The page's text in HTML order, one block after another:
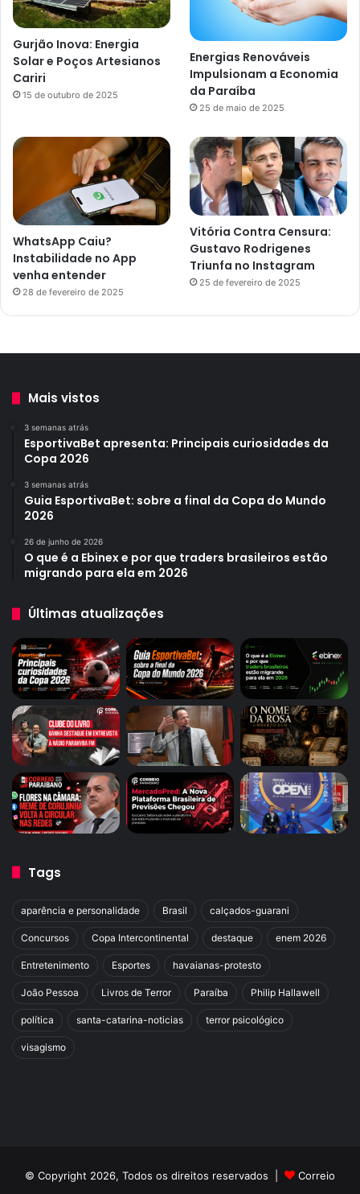
Gurjão Inova: Energia
Solar e Poços Artesianos
Cariri
15 de outubro de 2025
Energias Renováveis
Impulsionam a Economia
da Paraíba
25 de maio de 2025
WhatsApp Caiu?
Instabilidade no App
venha entender
28 de fevereiro de 2025
Vitória Contra Censura:
Gustavo Rodrigenes
Triunfa no Instagram
25 de fevereiro de 2025
Mais vistos
3 semanas atrás
EsportivaBet apresenta: Principais curiosidades da
Copa 2026
3 semanas atrás
Guia EsportivaBet: sobre a final da Copa do Mundo
2026
26 de junho de 2026
O que é a Ebinex e por que traders brasileiros estão
migrando para ela em 2026
Últimas atualizações
Tags
aparência e personalidade Brasil calçados-guarani
Concursos Copa Intercontinental destaque enem 2026
Entretenimento Esportes havaianas-protesto
João Pessoa Livros de Terror Paraíba Philip Hallawell
política santa-catarina-noticias terror psicológico
visagismo
© Copyright 2026, Todos os direitos reservados | Correio